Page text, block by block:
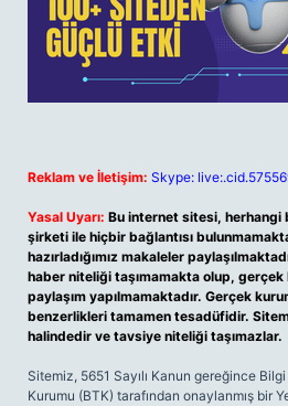
Reklam ve İletişim: Skype:
Yasal Uyarı: Bu internet sitesi, herhangi
şirketi ile hiçbir bağlantısı
hazırladığımız makaleler
haber niteliği taşımamakta olup, gerçek
paylaşım yapılmamaktadır. Gerçek
benzerlikleri tamamen tesadüfidir.
halindedir ve tavsiye niteliği taşımazlar.
Sitemiz, 5651 Sayılı Kanun gereğince
Kurumu (BTK) tarafından onaylanmış bir